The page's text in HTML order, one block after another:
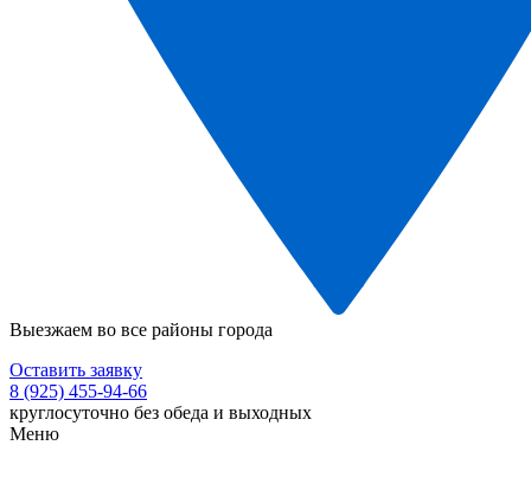
Выезжаем во все районы города
Оставить заявку
8 (925) 455-94-66
круглосуточно без обеда и выходных
Меню